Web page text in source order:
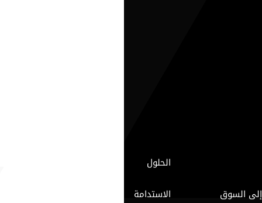
الحلول
السوق
الاستدامة